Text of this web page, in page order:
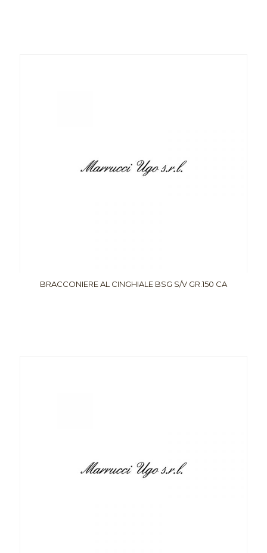
BRACCONIERE AL CINGHIALE BSG S/V GR.150 CA